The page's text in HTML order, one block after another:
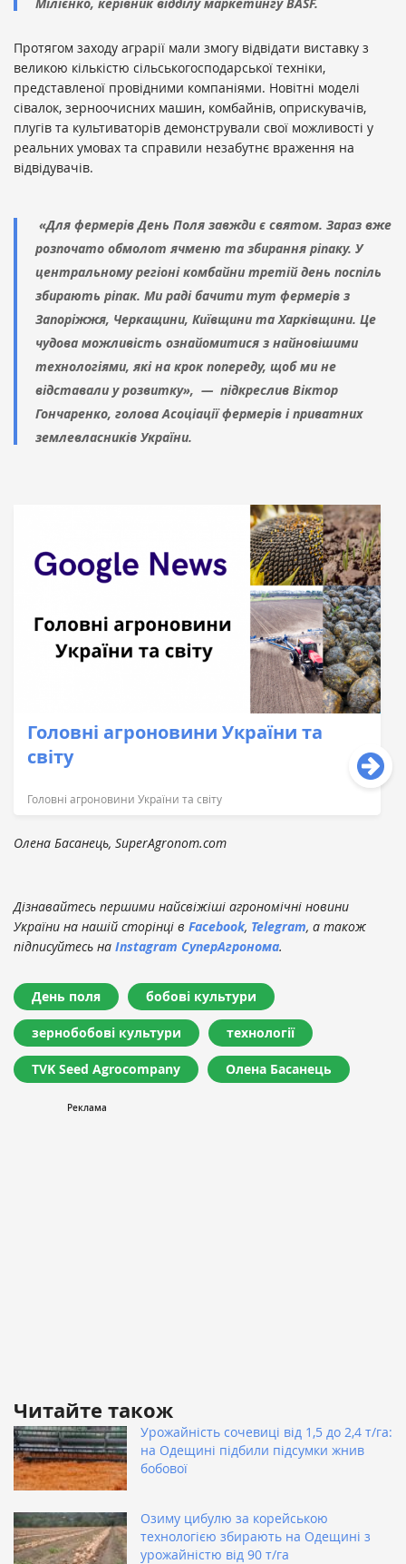
Протягом заходу аграрії мали змогу відвідати виставку з
великою кількістю сільськогосподарської техніки,
представленої провідними компаніями. Новітні моделі
сівалок, зерноочисних машин, комбайнів, оприскувачів,
плугів та культиваторів демонстрували свої можливості у
реальних умовах та справили незабутнє враження на
відвідувачів.
«Для фермерів День Поля завжди є святом. Зараз вже
розпочато обмолот ячменю та збирання ріпаку. У
центральному регіоні комбайни третій день поспіль
збирають ріпак. Ми раді бачити тут фермерів з
Запоріжжя, Черкащини, Київщини та Харківщини. Це
чудова можливість ознайомитися з найновішими
технологіями, які на крок попереду, щоб ми не
відставали у розвитку», — підкреслив Віктор
Гончаренко, голова Асоціації фермерів і приватних
землевласників України.
Головні агроновини України та
світу
Головні агроновини України та світу
Олена Басанець, SuperAgronom.com
Дізнавайтесь першими найсвіжіші агрономічні новини
України на нашій сторінці в Facebook, Telegram, а також
підписуйтесь на Instagram СуперАгронома.
День поля бобові культури
зернобобові культури технології
TVK Seed Agrocompany Олена Басанець
Читайте також
Урожайність сочевиці від 1,5 до 2,4 т/га:
на Одещині підбили підсумки жнив
бобової
Озиму цибулю за корейською
технологією збирають на Одещині з
урожайністю від 90 т/га